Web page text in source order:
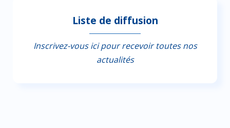
Liste de diffusion
Inscrivez-vous ici pour recevoir toutes nos
actualités